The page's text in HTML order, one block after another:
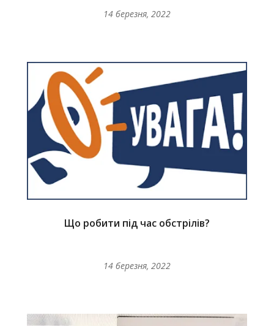
14 березня, 2022
Що робити під час обстрілів?
14 березня, 2022